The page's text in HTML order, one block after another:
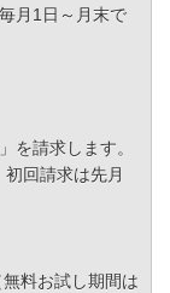
月1日～月末で
を請求します。
回請求は先月
料お試し期間は